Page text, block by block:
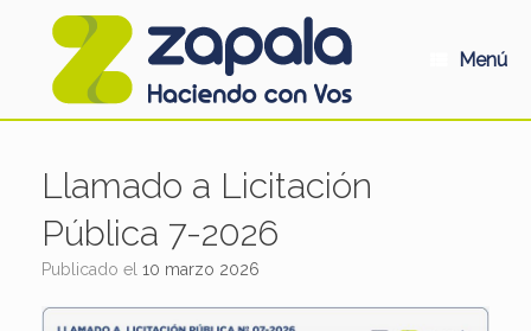
Menú
Llamado a Licitación
Pública 7-2026
Publicado el 10 marzo 2026